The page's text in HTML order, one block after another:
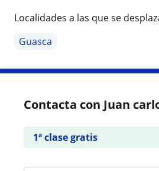
Localidades a las que se
Guasca
Contacta con Juan
1ª clase gratis